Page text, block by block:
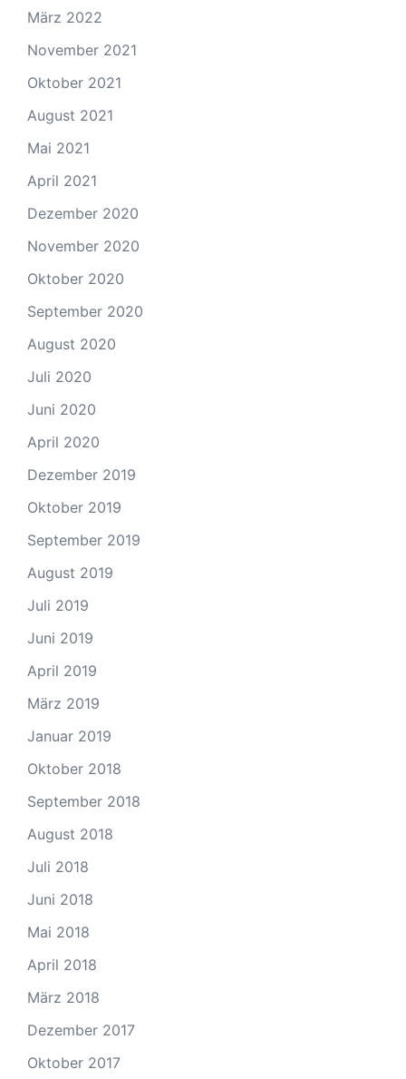
März 2022
November 2021
Oktober 2021
August 2021
Mai 2021
April 2021
Dezember 2020
November 2020
Oktober 2020
September 2020
August 2020
Juli 2020
Juni 2020
April 2020
Dezember 2019
Oktober 2019
September 2019
August 2019
Juli 2019
Juni 2019
April 2019
März 2019
Januar 2019
Oktober 2018
September 2018
August 2018
Juli 2018
Juni 2018
Mai 2018
April 2018
März 2018
Dezember 2017
Oktober 2017